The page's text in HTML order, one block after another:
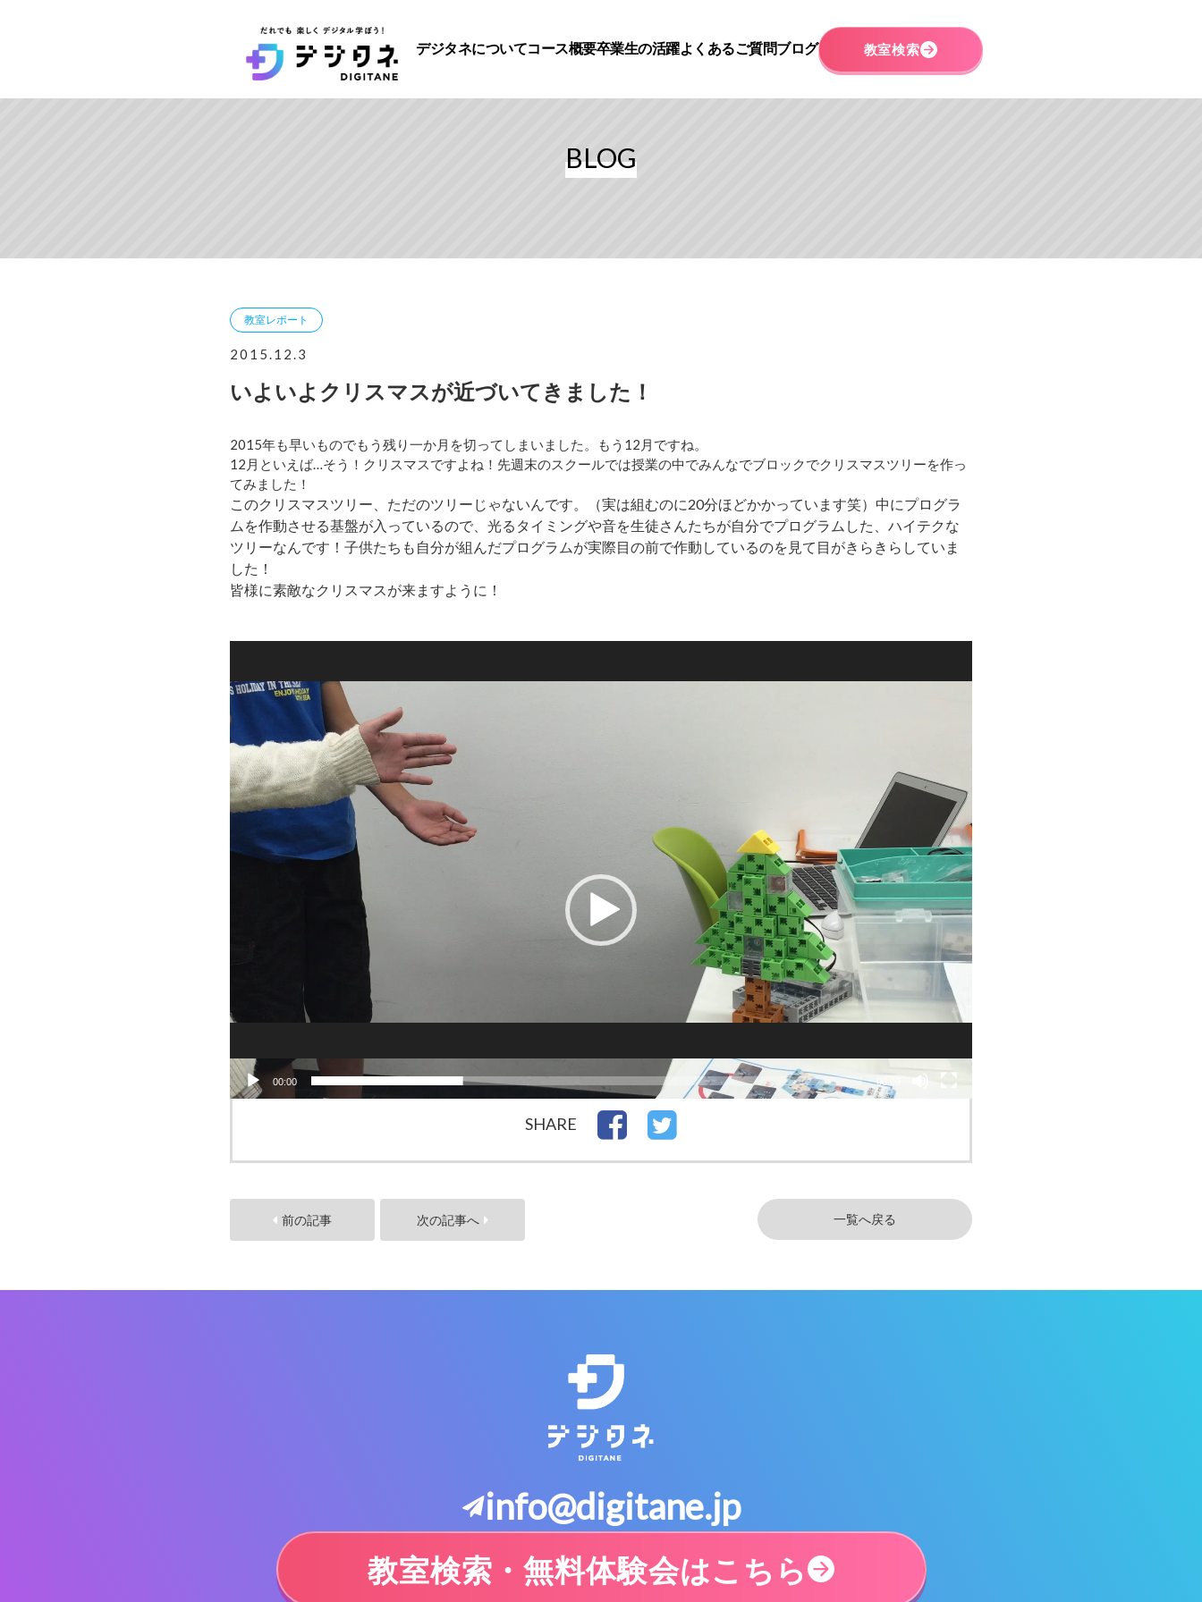
デジタネについてコース概要卒業生の活躍よくあるご質問ブログ 教室検索
BLOG
教室レポート
2015.12.3
いよいよクリスマスが近づいてきました！
2015年も早いものでもう残り一か月を切ってしまいました。もう12月ですね。
12月といえば…そう！クリスマスですよね！先週末のスクールでは授業の中でみんなでブロックでクリスマスツリーを作っ
てみました！
このクリスマスツリー、ただのツリーじゃないんです。（実は組むのに20分ほどかかっています笑）中にプログラ
ムを作動させる基盤が入っているので、光るタイミングや音を生徒さんたちが自分でプログラムした、ハイテクな
ツリーなんです！子供たちも自分が組んだプログラムが実際目の前で作動しているのを見て目がきらきらしていま
した！
皆様に素敵なクリスマスが来ますように！
プ
レ
ヤ
ー
00:00 00:09
SHARE
前の記事 次の記事へ 一覧へ戻る
info@digitane.jp
教室検索・無料体験会はこちら